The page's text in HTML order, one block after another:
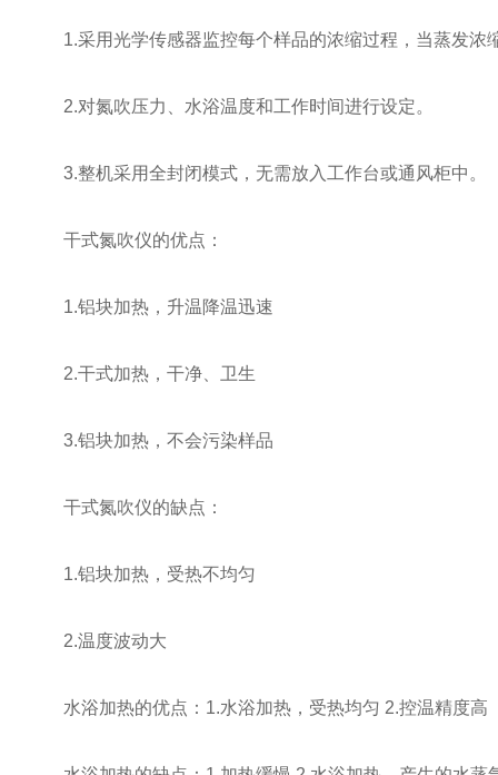
1.采用光学传感器监控每个样品的浓缩过程，当蒸发浓
2.对氮吹压力、水浴温度和工作时间进行设定。
3.整机采用全封闭模式，无需放入工作台或通风柜中。
干式氮吹仪的优点：
1.铝块加热，升温降温迅速
2.干式加热，干净、卫生
3.铝块加热，不会污染样品
干式氮吹仪的缺点：
1.铝块加热，受热不均匀
2.温度波动大
水浴加热的优点：1.水浴加热，受热均匀 2.控温精度高